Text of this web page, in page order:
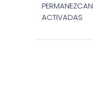
PERMANEZCAN
ACTIVADAS